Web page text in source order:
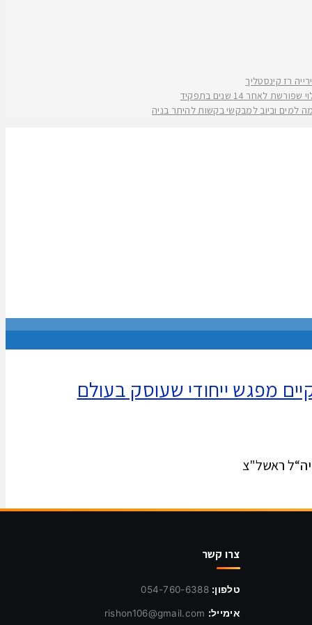
14 שנים בתפקיד
למים וביוב למבקשי בקשות להיתר בניה
מפגש ייחודי שעוסק בעולם
צרו קשר
טלפון: 054-760-6388
אימייל: rishon106@gmail.com